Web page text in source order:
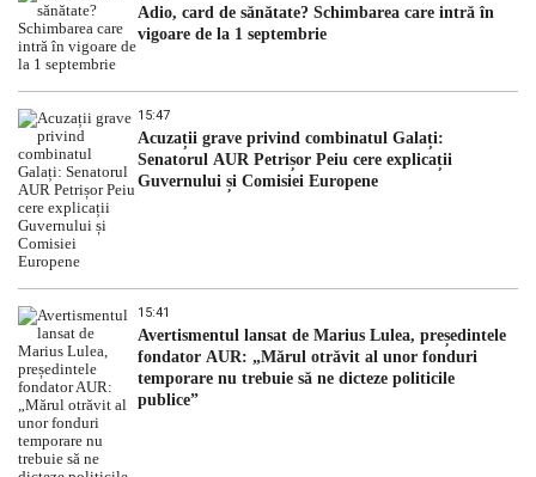
Adio, card de sănătate? Schimbarea care intră în
vigoare de la 1 septembrie
15:47
Acuzații grave privind combinatul Galați:
Senatorul AUR Petrișor Peiu cere explicații
Guvernului și Comisiei Europene
15:41
Avertismentul lansat de Marius Lulea, președintele
fondator AUR: „Mărul otrăvit al unor fonduri
temporare nu trebuie să ne dicteze politicile
publice”